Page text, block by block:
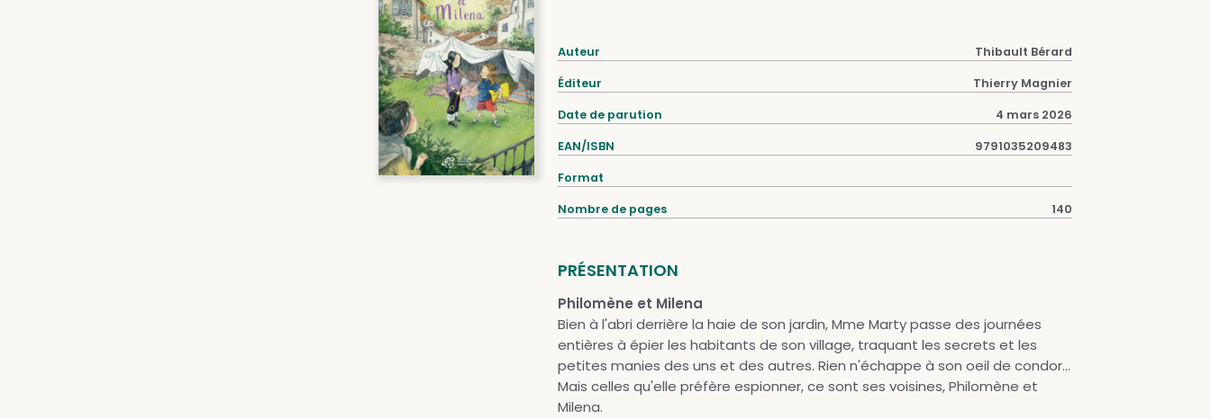
Auteur Thibault Bérard
Éditeur Thierry Magnier
Date de parution 4 mars 2026
EAN/ISBN 9791035209483
Format
Nombre de pages 140
PRÉSENTATION
Philomène et Milena
Bien à l'abri derrière la haie de son jardin, Mme Marty passe des journées
entières à épier les habitants de son village, traquant les secrets et les
petites manies des uns et des autres. Rien n'échappe à son oeil de condor...
Mais celles qu'elle préfère espionner, ce sont ses voisines, Philomène et
Milena.